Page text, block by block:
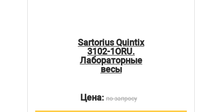
Sartorius Quintix
3102-1ORU.
Лабораторные
весы
Цена:по запросу